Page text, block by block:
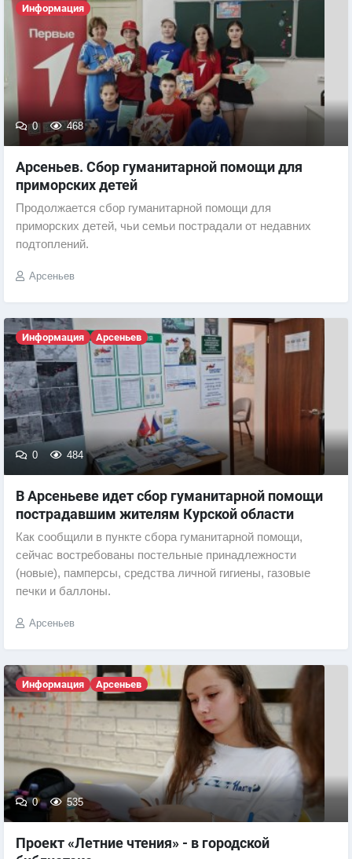
Информация
0 468
Арсеньев. Сбор гуманитарной помощи для
приморских детей
Продолжается сбор гуманитарной помощи для
приморских детей, чьи семьи пострадали от недавних
подтоплений.
Арсеньев
Информация Арсеньев
0 484
В Арсеньеве идет сбор гуманитарной помощи
пострадавшим жителям Курской области
Как сообщили в пункте сбора гуманитарной помощи,
сейчас востребованы постельные принадлежности
(новые), памперсы, средства личной гигиены, газовые
печки и баллоны.
Арсеньев
Информация Арсеньев
0 535
Проект «Летние чтения» - в городской